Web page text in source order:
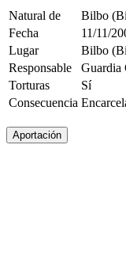
Natural de
Bilbo
Fecha
11/11/
Lugar
Bilbo
Responsable
Guardia
Torturas
Sí
Consecuencia